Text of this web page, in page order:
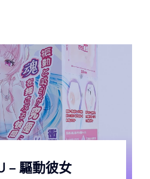
– 驅動彼女